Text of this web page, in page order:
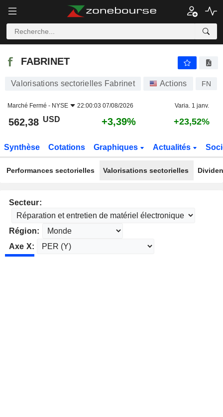
FABRINET
FABRINET
Valorisations sectorielles Fabrinet Actions FN
Marché Fermé - NYSE 22:00:03 07/08/2026 Varia. 1 janv.
562,38 USD +3,39% +23,52%
Synthèse Cotations Graphiques Actualités
Performances sectorielles Valorisations sectorielles
Secteur:
Région:
Axe X: